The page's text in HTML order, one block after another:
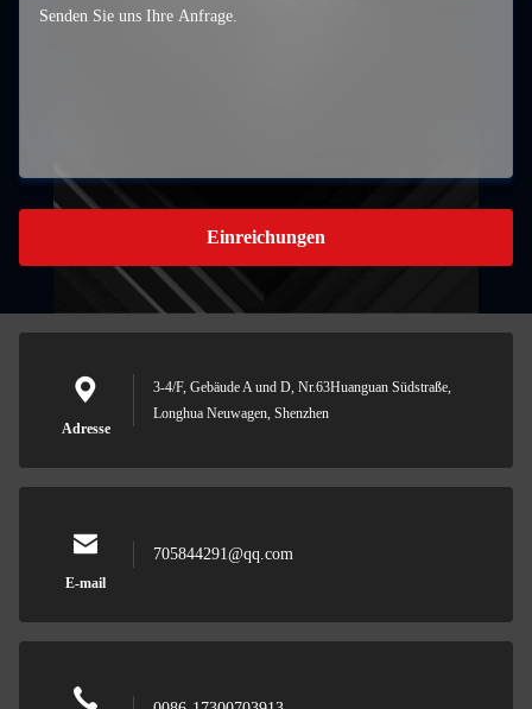
Einreichungen
Adresse
3-4/F, Gebäude A und D, Nr.63Huanguan Südstraße,
Longhua Neuwagen, Shenzhen
E-mail
705844291@qq.com